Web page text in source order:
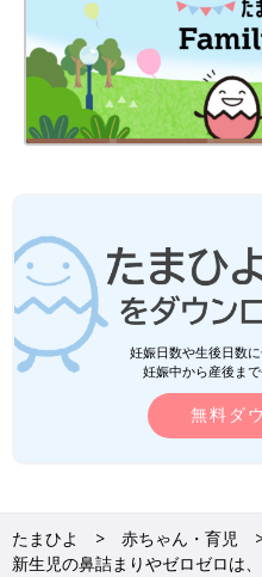
妊娠日数や生後日数
妊娠中から産後ま
無料ダ
たまひよ 赤ちゃん・育児
新生児の鼻詰まりやゼロゼロは